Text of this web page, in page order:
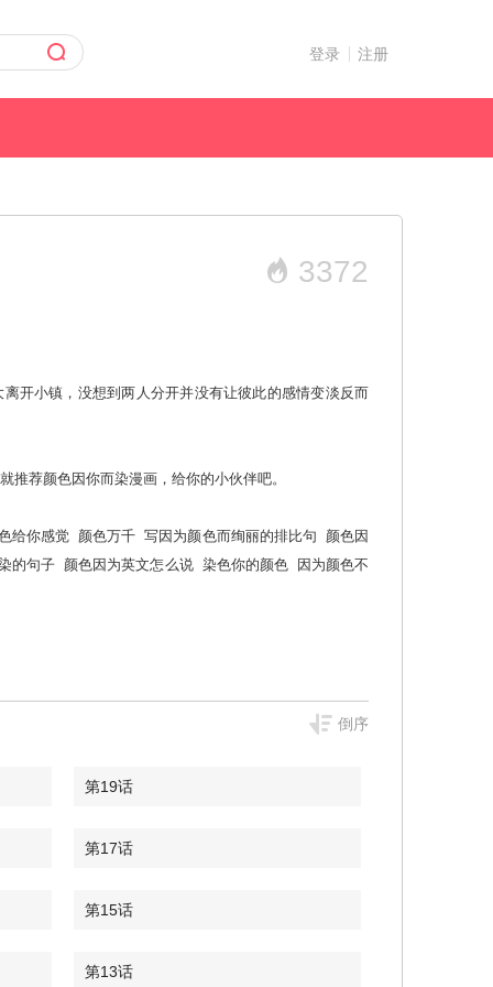
登录 注册
3372
开小镇，没想到两人分开并没有让彼此的感情变淡反而
荐颜色因你而染漫画，给你的小伙伴吧。
给你感觉 颜色万千 写因为颜色而绚丽的排比句
颜色因
的句子 颜色因为英文怎么说 染色你的颜色
因为颜色不
倒序
第19话
第17话
第15话
第13话